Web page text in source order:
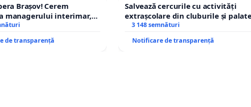
Brașov! Cerem
managerului interimar,
Marius!
de transparență
Salvează cercurile cu activități
extrașcolare din cluburile și
copiilor
3 148 semnături
Notificare de transparență